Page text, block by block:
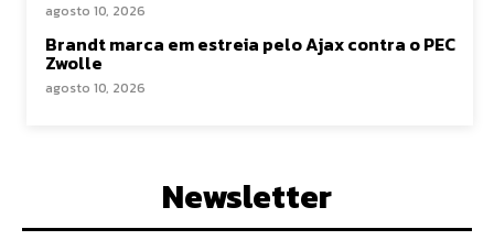
agosto 10, 2026
Brandt marca em estreia pelo Ajax contra o PEC
Zwolle
agosto 10, 2026
Newsletter